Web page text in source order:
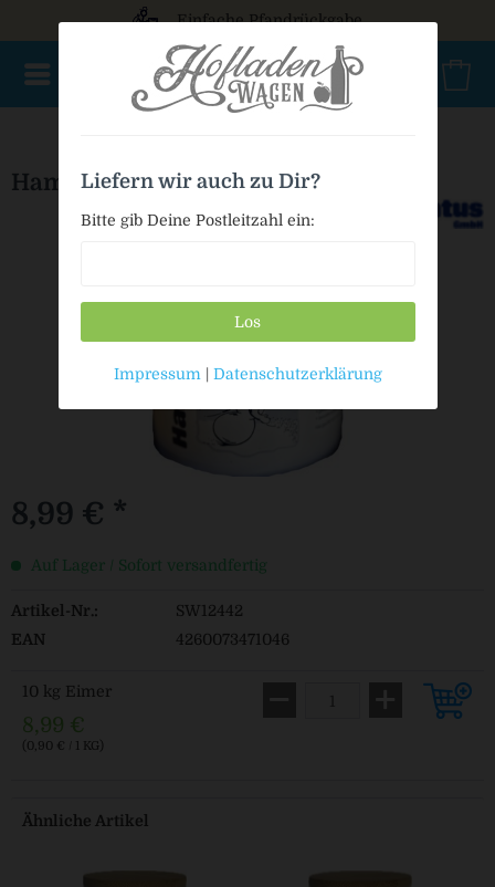
Einfache Pfandrückgabe
Hamann Streusalz 10kg Eimer
8,99 € *
Auf Lager / Sofort versandfertig
Artikel-Nr.:
SW12442
EAN
4260073471046
10 kg Eimer
8,99 €
(0,90 € / 1 KG)
Ähnliche Artikel
Liefern wir auch zu Dir?
Bitte gib Deine Postleitzahl ein:
Los
Impressum | Datenschutzerklärung